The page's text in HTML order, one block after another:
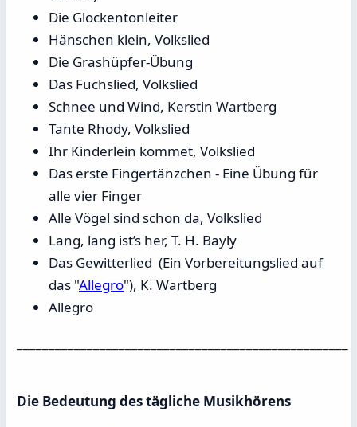
Die Glockentonleiter
Hänschen klein, Volkslied
Die Grashüpfer-Übung
Das Fuchslied, Volkslied
Schnee und Wind, Kerstin Wartberg
Tante Rhody, Volkslied
Ihr Kinderlein kommet, Volkslied
Das erste Fingertänzchen - Eine Übung für
alle vier Finger
Alle Vögel sind schon da, Volkslied
Lang, lang ist’s her, T. H. Bayly
Das Gewitterlied (Ein Vorbereitungslied auf
das "Allegro"), K. Wartberg
Allegro
Die Bedeutung des tägliche Musikhörens